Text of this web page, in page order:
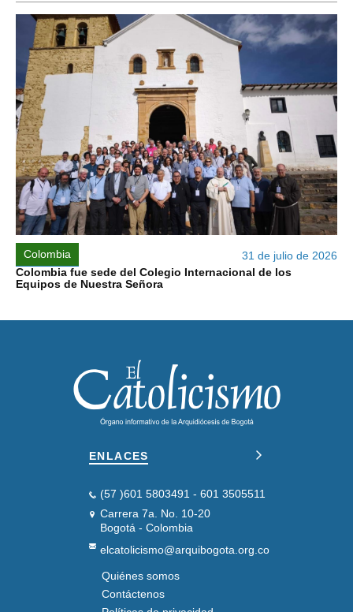
Colombia
31 de julio de 2026
Colombia fue sede del Colegio Internacional de los
Equipos de Nuestra Señora
ENLACES
(57 )601 5803491 - 601 3505511
Carrera 7a. No. 10-20
Bogotá - Colombia
elcatolicismo@arquibogota.org.co
PIE
DE
PÁGINA
Quiénes somos
Contáctenos